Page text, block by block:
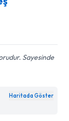
Sayesinde
Haritada Göster